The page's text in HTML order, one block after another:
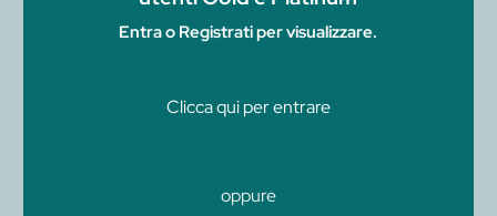
Entra o Registrati per visualizzare.
Clicca qui per entrare
oppure